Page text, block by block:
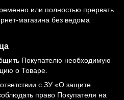
или полностью прервать
магазина без ведома
Покупателю необходимую
о Товаре.
с ЗУ «О защите
право Покупателя на